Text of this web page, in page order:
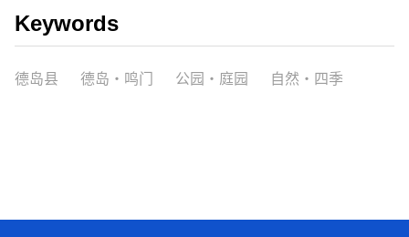
Keywords
德岛县 德岛・鸣门 公园・庭园 自然・四季